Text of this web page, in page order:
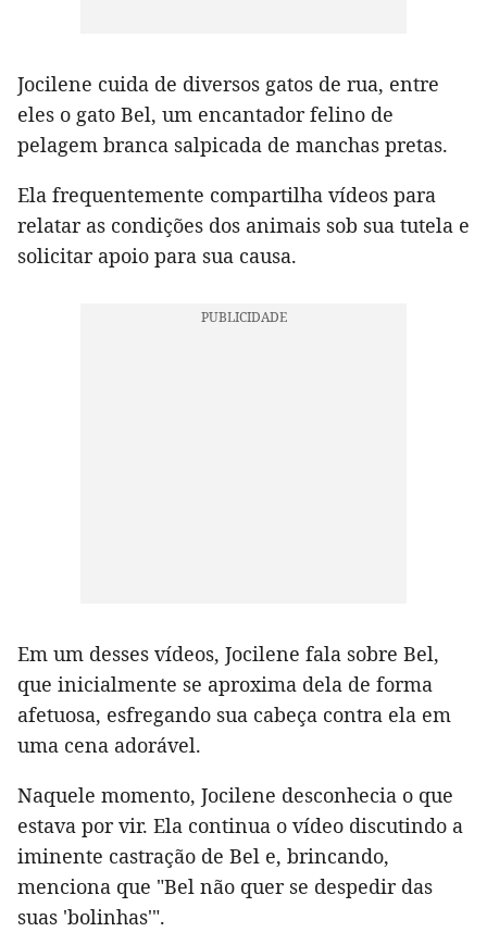
Jocilene cuida de diversos gatos de rua, entre
eles o gato Bel, um encantador felino de
pelagem branca salpicada de manchas pretas.
Ela frequentemente compartilha vídeos para
relatar as condições dos animais sob sua tutela e
solicitar apoio para sua causa.
Em um desses vídeos, Jocilene fala sobre Bel,
que inicialmente se aproxima dela de forma
afetuosa, esfregando sua cabeça contra ela em
uma cena adorável.
Naquele momento, Jocilene desconhecia o que
estava por vir. Ela continua o vídeo discutindo a
iminente castração de Bel e, brincando,
menciona que "Bel não quer se despedir das
suas 'bolinhas'".